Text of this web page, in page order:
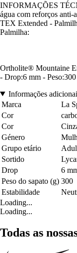
INFORMAÇÕES
água com reforços anti-
TEX Extended -
Palmilha:
Ortholite® Mountaine
- Drop:6 mm -
Informações
Marca
La
Cor
Cor
Género
Grupo etário
Sortido
Drop
6
Peso do sapato (g) 300
Estabilidade
Loading...
Loading...
Todas as